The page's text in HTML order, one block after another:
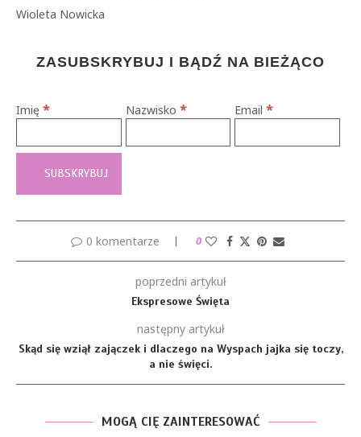
Wioleta Nowicka
ZASUBSKRYBUJ I BĄDŹ NA BIEŻĄCO
Imię * Nazwisko * Email*
0 komentarze 0
poprzedni artykuł
Ekspresowe Święta
następny artykuł
Skąd się wziął zajączek i dlaczego na Wyspach jajka się toczy,
a nie święci.
MOGĄ CIĘ ZAINTERESOWAĆ